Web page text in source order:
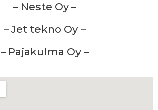
– Neste Oy –
– Jet tekno Oy –
– Pajakulma Oy –